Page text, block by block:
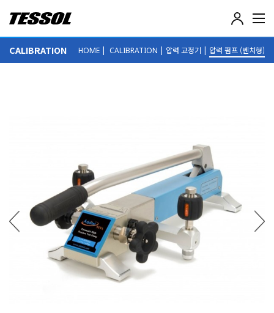
테
(
T
E
기
,
CALIBRATION HOME | CALIBRATION | 압력 교정기 | 압력 펌프 (벤치형)